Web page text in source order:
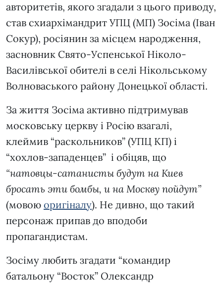
авторитетів, якого згадали з цього приводу,
став схиархімандрит УПЦ (МП) Зосіма (Іван
Сокур), росіянин за місцем народження,
засновник Свято-Успенської Ніколо-
Василівської обителі в селі Нікольському
Волноваського району Донецької області.
За життя Зосіма активно підтримував
московську церкву і Росію взагалі,
клеймив “раскольников” (УПЦ КП) і
“хохлов-западенцев” і обіцяв, що
“натовцы-сатанисты будут на Киев
бросать эти бомбы, и на Москву пойдут”
(мовою оригіналу). Не дивно, що такий
персонаж припав до вподоби
пропагандистам.
Зосіму любить згадати “командир
батальону “Восток” Олександр